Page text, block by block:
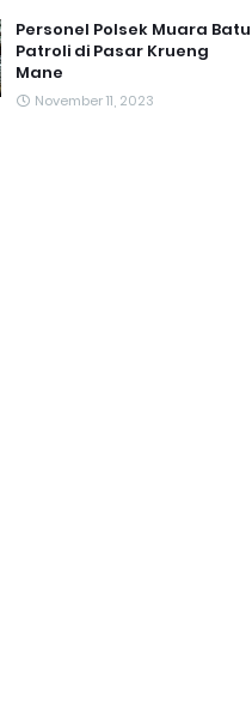
Personel Polsek Muara Batu
Patroli di Pasar Krueng
Mane
November 11, 2023